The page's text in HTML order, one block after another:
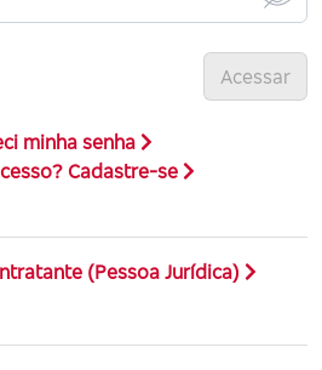
Acessar
minha senha
Cadastre-se
(Pessoa Jurídica)